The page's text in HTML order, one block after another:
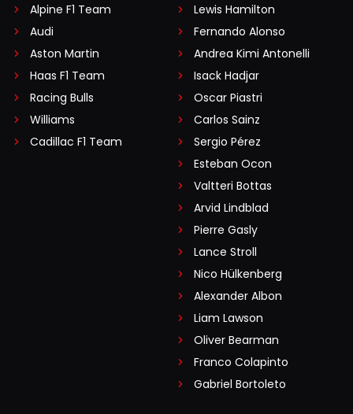
Alpine F1 Team
Audi
Aston Martin
Haas F1 Team
Racing Bulls
Williams
Cadillac F1 Team
Lewis Hamilton
Fernando Alonso
Andrea Kimi Antonelli
Isack Hadjar
Oscar Piastri
Carlos Sainz
Sergio Pérez
Esteban Ocon
Valtteri Bottas
Arvid Lindblad
Pierre Gasly
Lance Stroll
Nico Hülkenberg
Alexander Albon
Liam Lawson
Oliver Bearman
Franco Colapinto
Gabriel Bortoleto